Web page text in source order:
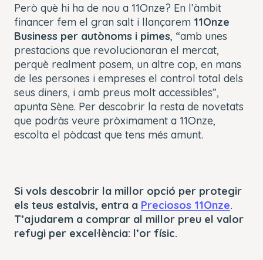
Però què hi ha de nou a 11Onze? En l’àmbit
financer fem el gran salt i llançarem 11Onze
Business per autònoms i pimes, “amb unes
prestacions que revolucionaran el mercat,
perquè realment posem, un altre cop, en mans
de les persones i empreses el control total dels
seus diners, i amb preus molt accessibles”,
apunta Sène. Per descobrir la resta de novetats
que podràs veure pròximament a 11Onze,
escolta el pòdcast que tens més amunt.
Si vols descobrir la millor opció per protegir
els teus estalvis, entra a Preciosos 11Onze.
T’ajudarem a comprar al millor preu el valor
refugi per excel·lència: l’or físic.